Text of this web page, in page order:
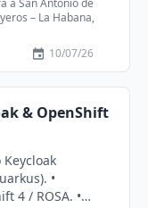
Costa Rica • 🇨🇺
🇬🇹 Guatemala •
• 🇵🇦 Panamá
• 🇩🇴
*
*
ambiente
a San Antonio de
– La Habana,
10/07/26
& OpenShift
•⁠
4 / ROSA. •⁠